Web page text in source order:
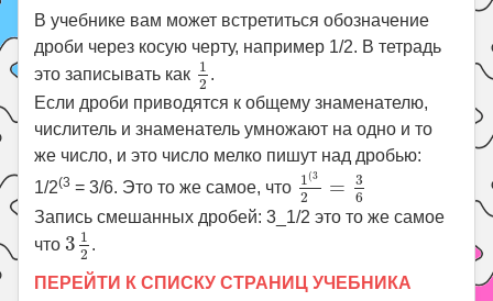
В учебнике вам может встретиться обозначение
дроби через косую черту, например 1/2. В тетрадь
это записывать как 1
2
12
.
Если дроби приводятся к общему знаменателю,
числитель и знаменатель умножают на одно и то
же число, и это число мелко пишут над дробью:
1/2(3 = 3/6. Это то же самое, что 1(3
2 =
3
6
1(3 =36
Запись смешанных дробей: 3_1/2 это то же самое
что 3 1
2
312
.
ПЕРЕЙТИ К СПИСКУ СТРАНИЦ УЧЕБНИКА